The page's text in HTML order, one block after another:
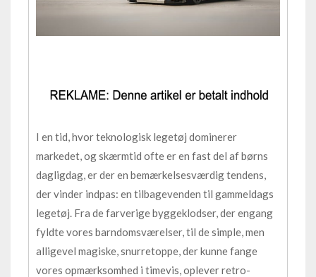
I en tid, hvor teknologisk legetøj dominerer
markedet, og skærmtid ofte er en fast del af børns
dagligdag, er der en bemærkelsesværdig tendens,
der vinder indpas: en tilbagevenden til gammeldags
legetøj. Fra de farverige byggeklodser, der engang
fyldte vores barndomsværelser, til de simple, men
alligevel magiske, snurretoppe, der kunne fange
vores opmærksomhed i timevis, oplever retro-